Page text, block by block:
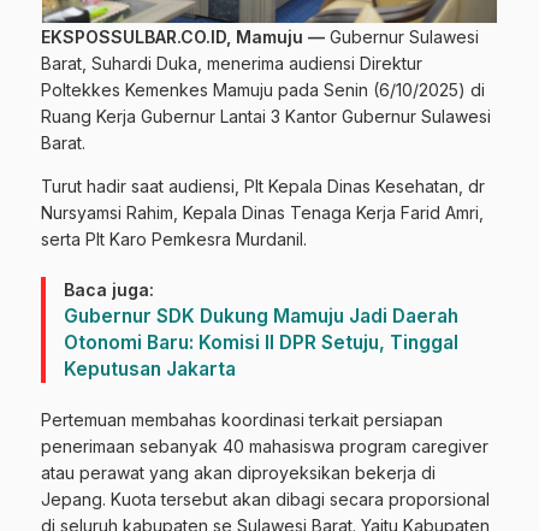
EKSPOSSULBAR.CO.ID, Mamuju — Gubernur Sulawesi
Barat, Suhardi Duka, menerima audiensi Direktur
Poltekkes Kemenkes Mamuju pada Senin (6/10/2025) di
Ruang Kerja Gubernur Lantai 3 Kantor Gubernur Sulawesi
Barat.
Turut hadir saat audiensi, Plt Kepala Dinas Kesehatan, dr
Nursyamsi Rahim, Kepala Dinas Tenaga Kerja Farid Amri,
serta Plt Karo Pemkesra Murdanil.
Baca juga:
Gubernur SDK Dukung Mamuju Jadi Daerah
Otonomi Baru: Komisi II DPR Setuju, Tinggal
Keputusan Jakarta
Pertemuan membahas koordinasi terkait persiapan
penerimaan sebanyak 40 mahasiswa program caregiver
atau perawat yang akan diproyeksikan bekerja di
Jepang. Kuota tersebut akan dibagi secara proporsional
di seluruh kabupaten se Sulawesi Barat. Yaitu Kabupaten